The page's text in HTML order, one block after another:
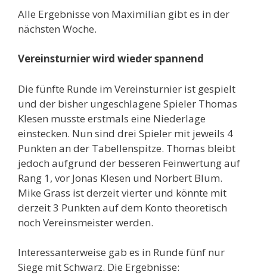
Alle Ergebnisse von Maximilian gibt es in der
nächsten Woche.
Vereinsturnier wird wieder spannend
Die fünfte Runde im Vereinsturnier ist gespielt
und der bisher ungeschlagene Spieler Thomas
Klesen musste erstmals eine Niederlage
einstecken. Nun sind drei Spieler mit jeweils 4
Punkten an der Tabellenspitze. Thomas bleibt
jedoch aufgrund der besseren Feinwertung auf
Rang 1, vor Jonas Klesen und Norbert Blum.
Mike Grass ist derzeit vierter und könnte mit
derzeit 3 Punkten auf dem Konto theoretisch
noch Vereinsmeister werden.
Interessanterweise gab es in Runde fünf nur
Siege mit Schwarz. Die Ergebnisse: